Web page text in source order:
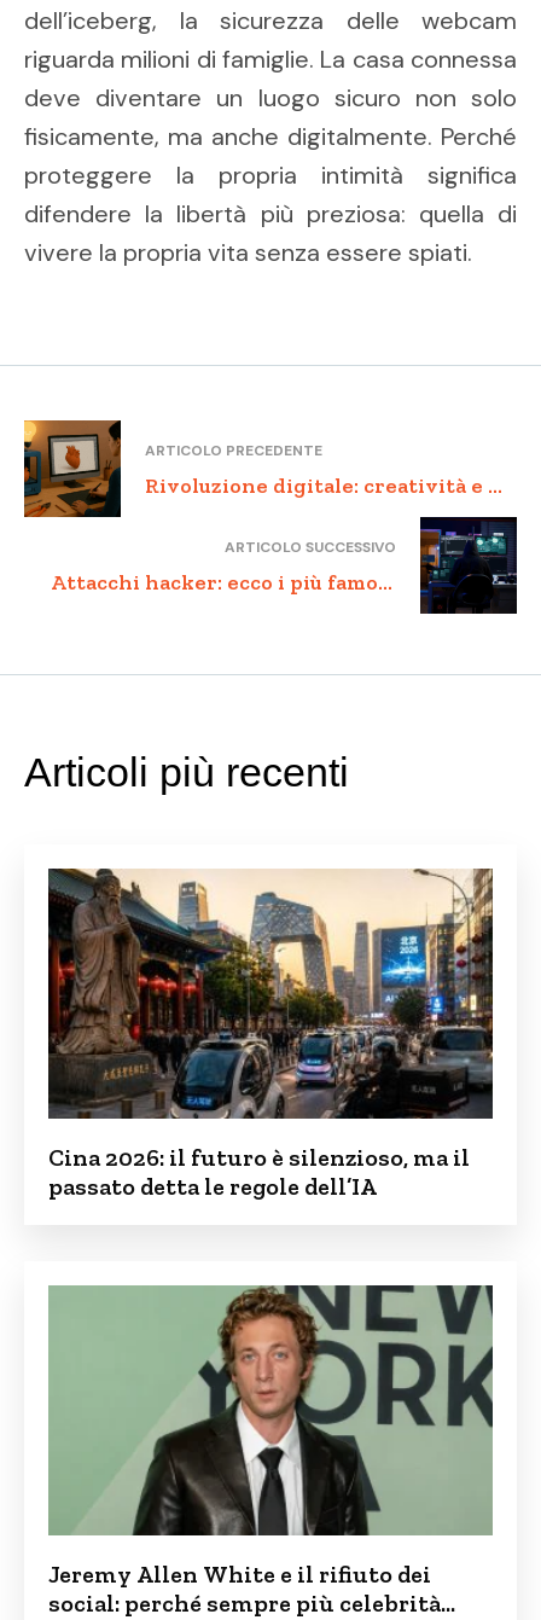
dell’iceberg, la sicurezza delle webcam
riguarda milioni di famiglie. La casa connessa
deve diventare un luogo sicuro non solo
fisicamente, ma anche digitalmente. Perché
proteggere la propria intimità significa
difendere la libertà più preziosa: quella di
vivere la propria vita senza essere spiati.
ARTICOLO PRECEDENTE
Rivoluzione digitale: creatività e AI
ARTICOLO SUCCESSIVO
Attacchi hacker: ecco i più famosi
Articoli più recenti
Cina 2026: il futuro è silenzioso, ma il
passato detta le regole dell’IA
Jeremy Allen White e il rifiuto dei
social: perché sempre più celebrità